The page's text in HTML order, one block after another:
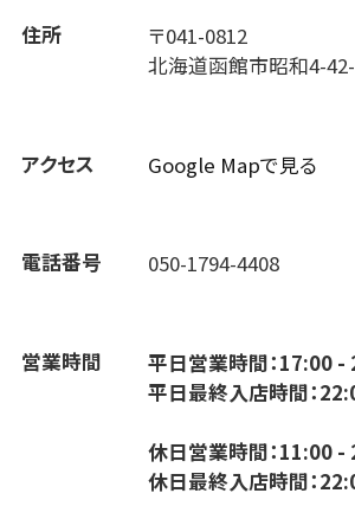
住所
〒041-0812
北海道函館市昭和4-
アクセス Google Mapで見る
電話番号 050-1794-4408
営業時間
平日営業時間：17:00 -
平日最終入店時間：
休日営業時間：11:00 -
休日最終入店時間：